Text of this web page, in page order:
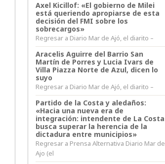
Axel Kicillof: «El gobierno de Milei
está queriendo apropiarse de esta
decisión del FMI sobre los
sobrecargos»
Regresar a Diario Mar de Ajó, el diarito –
Aracelis Aguirre del Barrio San
Martín de Porres y Lucia Ivars de
Villa Piazza Norte de Azul, dicen lo
suyo
Regresar a Diario Mar de Ajó, el diarito –
Partido de la Costa y aledaños:
«Hacia una nueva era de
integración: intendente de La Costa
busca superar la herencia de la
dictadura entre municipios»
Regresar a Prensa Alternativa Diario Mar de
Ajo (el